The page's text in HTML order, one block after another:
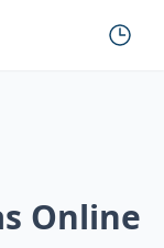
Online